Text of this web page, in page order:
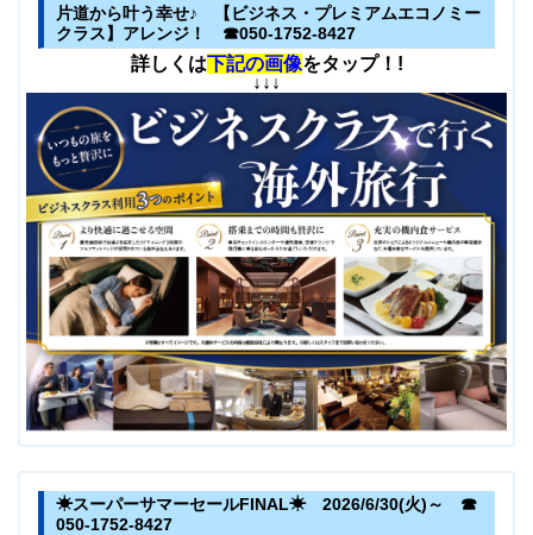
片道から叶う幸せ♪ 【ビジネス・プレミアムエコノミー
クラス】アレンジ！ ☎050-1752-8427
詳しくは下記の画像をタップ！!
↓↓↓
☀スーパーサマーセールFINAL☀ 2026/6/30(火)～ ☎
050-1752-8427